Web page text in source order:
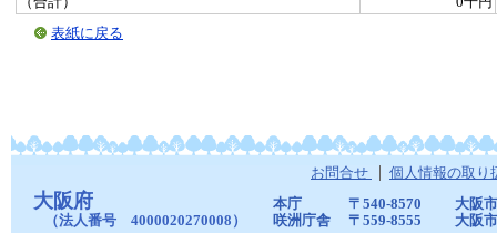
表紙に戻る
お問合せ 個人情報の取り
大阪府
（法人番号 4000020270008）
本庁 〒540-8570
大阪
咲洲庁舎
〒559-8555
大阪